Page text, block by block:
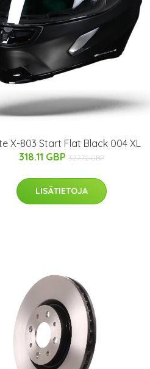
X-803 Start Flat Black 004 XL
318.11 GBP 327.72 GBP
LISÄTIETOJA